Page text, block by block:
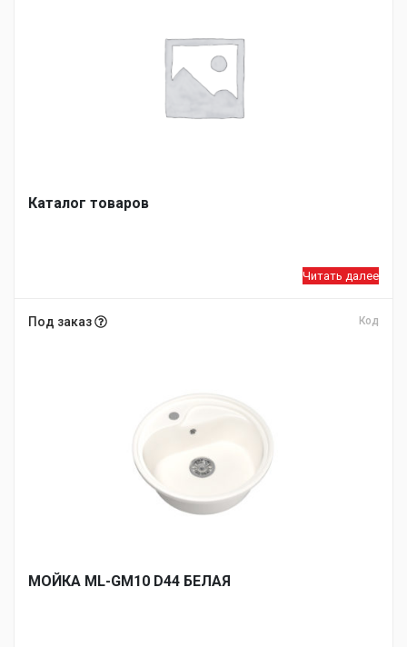
Каталог товаров
Читать далее
Под заказ Код
МОЙКA ML-GM10 D44 БЕЛАЯ